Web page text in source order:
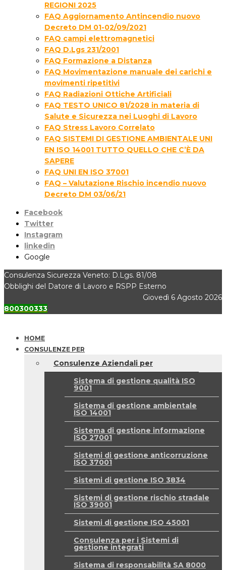
REGIONI 2025
FAQ Aggiornamento Antincendio nuovo
Decreto DM 01-02/09/2021
FAQ campi elettromagnetici
FAQ D.Lgs 231/2001
FAQ Formazione a Distanza
FAQ Movimentazione manuale dei carichi e
movimenti ripetitivi
FAQ Radiazioni Ottiche Artificiali
FAQ TESTO UNICO 81/2028 in materia di
Salute e Sicurezza nei Luoghi di Lavoro
FAQ Stress Lavoro Correlato
FAQ SISTEMI DI GESTIONE AMBIENTALE UNI
EN ISO 14001 TUTTO QUELLO CHE C’È DA
SAPERE
FAQ UNI EN ISO 37001
FAQ – Valutazione Rischio incendio nuovo
Decreto DM 03/06/21
Facebook
Twitter
Instagram
linkedin
Google
Consulenza Sicurezza Veneto: D.Lgs. 81/08
Obblighi del Datore di Lavoro e RSPP Esterno
Giovedì 6 Agosto 2026
800300333
HOME
CONSULENZE PER
Consulenze Aziendali per
Sistema di gestione qualità ISO
9001
Sistema di gestione ambientale
ISO 14001
Sistema di gestione informazione
ISO 27001
Sistemi di gestione anticorruzione
ISO 37001
Sistemi di gestione ISO 3834
Sistemi di gestione rischio stradale
ISO 39001
Sistemi di gestione ISO 45001
Consulenza per i Sistemi di
gestione integrati
Sistema di responsabilità SA 8000